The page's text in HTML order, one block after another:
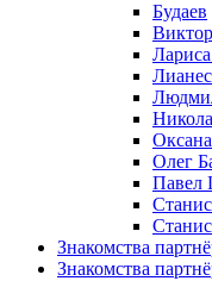
Будаев
Олег
Павел
Знакомства
Знакомства